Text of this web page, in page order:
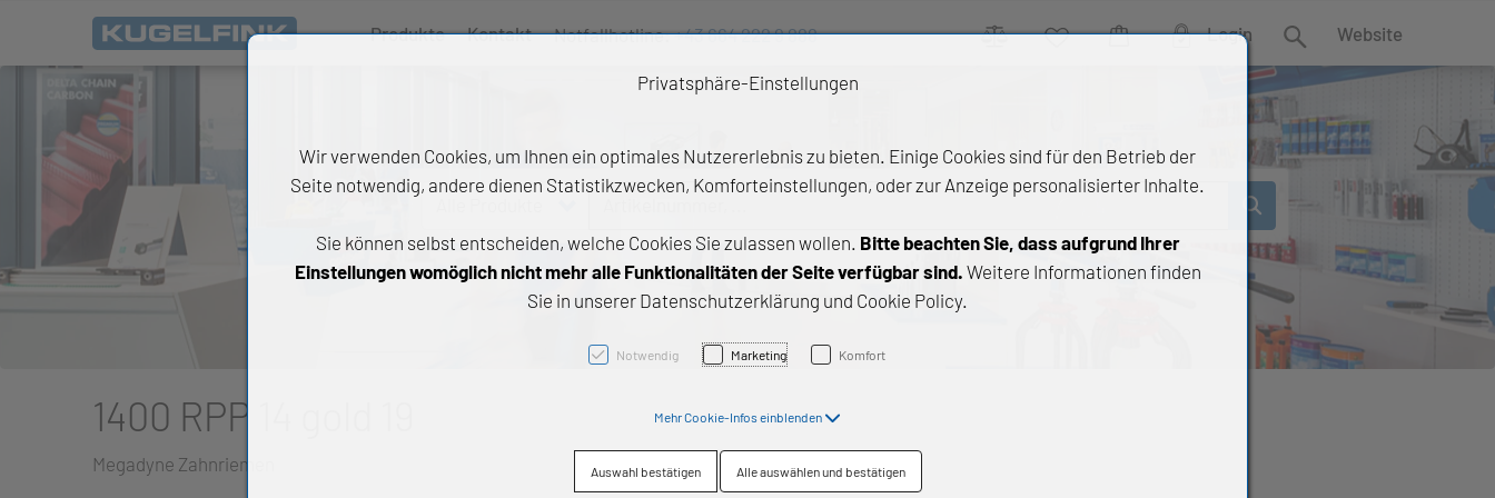
Produkte Kontakt Notfallhotline:+43 664 222 9 888 VergleichWunschlisteWarenkorb Login Suche Website
Alle Produkte
Wälz- und Gleitlager
Antriebstechnik
Chemische Produkte
1400 RPP 14 gold 19
Megadyne Zahnriemen
Privatsphäre-Einstellungen
Wir verwenden Cookies, um Ihnen ein optimales Nutzererlebnis zu bieten. Einige Cookies sind für den Betrieb der
Seite notwendig, andere dienen Statistikzwecken, Komforteinstellungen, oder zur Anzeige personalisierter Inhalte.
Sie können selbst entscheiden, welche Cookies Sie zulassen wollen. Bitte beachten Sie, dass aufgrund Ihrer
Einstellungen womöglich nicht mehr alle Funktionalitäten der Seite verfügbar sind. Weitere Informationen finden
Sie in unserer Datenschutzerklärung und Cookie Policy.
Notwendig Marketing Komfort
Mehr Cookie-Infos einblenden
Auswahl bestätigen Alle auswählen und bestätigen